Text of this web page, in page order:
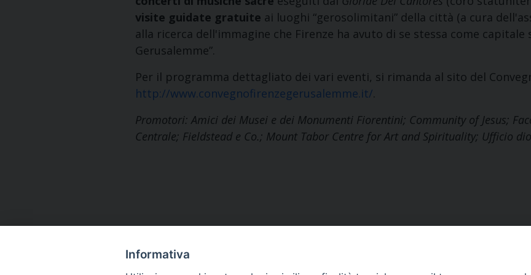
visite guidate gratuite ai luoghi “gerosolimitani” della città (a cura
alla ricerca dell'immagine che Firenze ha avuto di se stessa come capitale
Gerusalemme”.
Per il programma dettagliato dei vari eventi, si rimanda al sito del
http://www.convegnofirenzegerusalemme.it/.
Promotori: Amici dei Musei e dei Monumenti Fiorentini; Community of Jesus;
Centrale; Fieldstead e Co.; Mount Tabor Centre for Art and Spirituality; Ufficio
Informativa